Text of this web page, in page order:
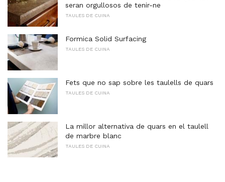
seran orgullosos de tenir-ne
TAULES DE CUINA
Formica Solid Surfacing
TAULES DE CUINA
Fets que no sap sobre les taulells de quars
TAULES DE CUINA
La millor alternativa de quars en el taulell
de marbre blanc
TAULES DE CUINA